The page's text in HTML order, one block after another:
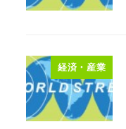
経済・産業